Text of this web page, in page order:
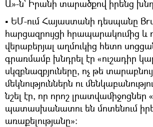
Ա»-ն՝ Իրանի տարածքով իրենց
▪️ ԵՄ-ում Հայաստանի դեսպանը
հարցազրույցի հրապարակումից և
վերաբերյալ աղմուկից հետո
գրառմամբ խնդրել էր «ուշադիր
սկզբնազբյուները, ոչ թե
մեկնություններն ու
նշել էր, որ որոշ լրատվամիջոցներ
պատասխանատու են մոտենում
առաքելությանը»։